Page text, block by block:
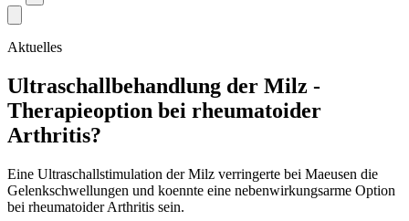
Aktuelles
Ultraschallbehandlung der Milz -
Therapieoption bei rheumatoider
Arthritis?
Eine Ultraschallstimulation der Milz verringerte bei Maeusen die
Gelenkschwellungen und koennte eine nebenwirkungsarme Option
bei rheumatoider Arthritis sein.